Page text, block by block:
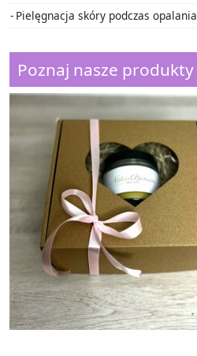
Pielęgnacja skóry podczas opalania
Poznaj nasze produkty